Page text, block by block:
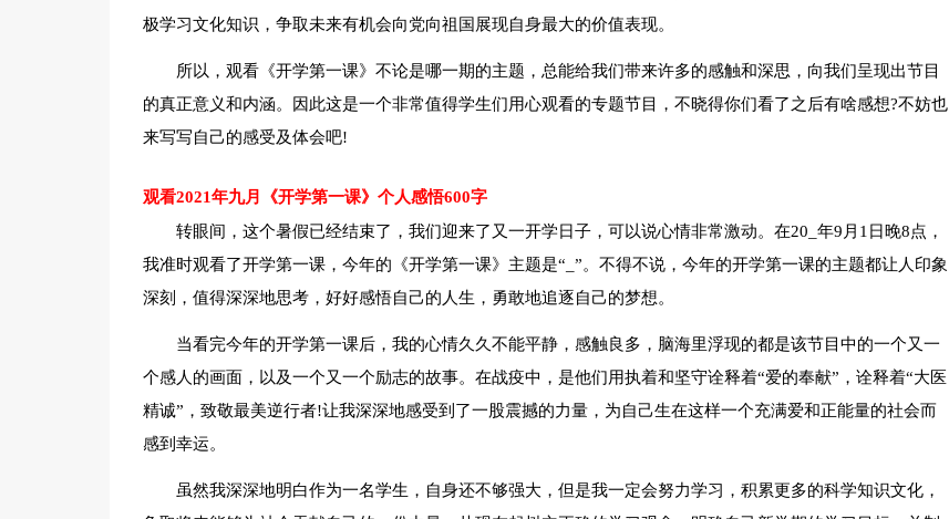
极学习文化知识，争取未来有机会向党向祖国展现自身最大的价值表现。
所以，观看《开学第一课》不论是哪一期的主题，总能给我们带来许多的感触和深思，向我们呈现出节目
的真正意义和内涵。因此这是一个非常值得学生们用心观看的专题节目，不晓得你们看了之后有啥感想?不妨也
来写写自己的感受及体会吧!
观看2021年九月《开学第一课》个人感悟600字
转眼间，这个暑假已经结束了，我们迎来了又一开学日子，可以说心情非常激动。在20_年9月1日晚8点，
我准时观看了开学第一课，今年的《开学第一课》主题是“_”。不得不说，今年的开学第一课的主题都让人印象
深刻，值得深深地思考，好好感悟自己的人生，勇敢地追逐自己的梦想。
当看完今年的开学第一课后，我的心情久久不能平静，感触良多，脑海里浮现的都是该节目中的一个又一
个感人的画面，以及一个又一个励志的故事。在战疫中，是他们用执着和坚守诠释着“爱的奉献”，诠释着“大医
精诚”，致敬最美逆行者!让我深深地感受到了一股震撼的力量，为自己生在这样一个充满爱和正能量的社会而
感到幸运。
虽然我深深地明白作为一名学生，自身还不够强大，但是我一定会努力学习，积累更多的科学知识文化，